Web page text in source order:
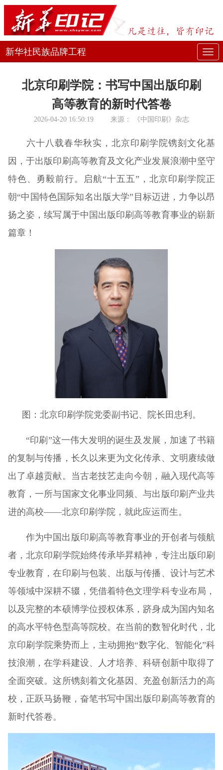
展
新华社民族品牌工程
北京印刷学院：书写中国出版印刷
高等教育的新时代答卷
2026-04-20 16:50:19 来源： 《中国印刷》杂志
六十八载春华秋实，北京印刷学院镌刻文化基
因，于出版印刷高等教育及文化产业发展浪潮中坚守
特色、勇毅前行。启航“十五五”，北京印刷学院正
朝“中国特色国际知名出版大学”目标迈进，力争以昂
扬之姿，续写属于中国出版印刷高等教育事业的崭新
篇章！
图：北京印刷学院党委副书记、院长田忠利。
“印刷”这一伟大发明的诞生及发展，加速了书籍
的复制与传播，长久以来更为文化传承、文明赓续做
出了卓越贡献。当古老技艺走向今朝，融入现代高等
教育，一所与国家文化事业同频、与出版印刷产业共
进的高校——北京印刷学院，就此应运而生。
作为中国出版印刷高等教育事业的开创者与领航
者，北京印刷学院始终传承毕昇精神，专注出版印刷
专业教育，在印刷与包装、出版与传播、设计与艺术
等领域中深耕不辍，凭借着特色文理学科专业布局，
以及完整的本硕博学位授权体系，跻身成为国内知名
的高水平特色型高等院校。在当前的数智化时代，北
京印刷学院乘势而上，主动拥抱“数字化、智能化”科
技浪潮，在学科建设、人才培养、科研创新中取得了
全面突破。这所镌刻着文化基因、充盈创新活力的高
校，正跃马扬鞭，奋笔书写中国出版印刷高等教育的
新时代答卷。